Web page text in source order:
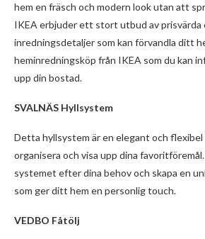
hem en fräsch och modern look utan att
IKEA erbjuder ett stort utbud av prisvärda
inredningsdetaljer som kan förvandla ditt
heminredningsköp från IKEA som du kan
upp din bostad.
SVALNÄS Hyllsystem
Detta hyllsystem är en elegant och
organisera och visa upp dina
systemet efter dina behov och skapa en
som ger ditt hem en personlig touch.
VEDBO Fåtölj